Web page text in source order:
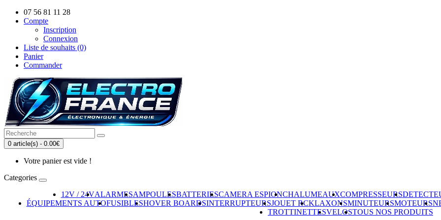
07 56 81 11 28
Compte
Inscription
Connexion
Liste de souhaits (0)
Panier
Commander
0 article(s) - 0.00€
Votre panier est vide !
Categories
12V / 24VALARMESAMPOULESBATTERIESCAMERA ESPIONCHALUMEAUXCOMPRESSEURS
ÉQUIPEMENTS AUTOFUSIBLESHOVER BOARDSINTERRUPTEURSJOUET RCKLAXONSMINUTEURSMOTEURS
TROTTINETTESVELOSTOUS NOS PRODUITS